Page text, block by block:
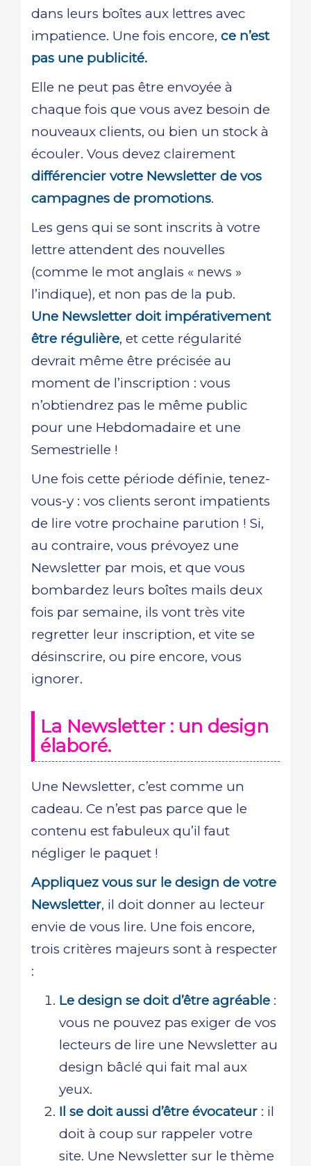
dans leurs boîtes aux lettres avec
impatience. Une fois encore, ce n’est
pas une publicité.
Elle ne peut pas être envoyée à
chaque fois que vous avez besoin de
nouveaux clients, ou bien un stock à
écouler. Vous devez clairement
différencier votre Newsletter de vos
campagnes de promotions.
Les gens qui se sont inscrits à votre
lettre attendent des nouvelles
(comme le mot anglais « news »
l’indique), et non pas de la pub.
Une Newsletter doit impérativement
être régulière, et cette régularité
devrait même être précisée au
moment de l’inscription : vous
n’obtiendrez pas le même public
pour une Hebdomadaire et une
Semestrielle !
Une fois cette période définie, tenez-
vous-y : vos clients seront impatients
de lire votre prochaine parution ! Si,
au contraire, vous prévoyez une
Newsletter par mois, et que vous
bombardez leurs boîtes mails deux
fois par semaine, ils vont très vite
regretter leur inscription, et vite se
désinscrire, ou pire encore, vous
ignorer.
La Newsletter : un design
élaboré.
Une Newsletter, c’est comme un
cadeau. Ce n’est pas parce que le
contenu est fabuleux qu’il faut
négliger le paquet !
Appliquez vous sur le design de votre
Newsletter, il doit donner au lecteur
envie de vous lire. Une fois encore,
trois critères majeurs sont à respecter
:
Le design se doit d’être agréable :
vous ne pouvez pas exiger de vos
lecteurs de lire une Newsletter au
design bâclé qui fait mal aux
yeux.
Il se doit aussi d’être évocateur : il
doit à coup sur rappeler votre
site. Une Newsletter sur le thème